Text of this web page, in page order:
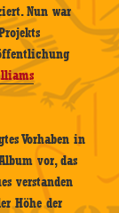
Nun war
Vorhaben in
vor, das
verstanden
Höhe der